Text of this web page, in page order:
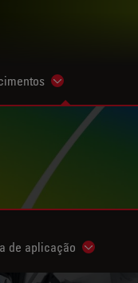
Show
de aplicação Show